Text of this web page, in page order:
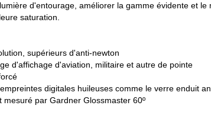
d'entourage, améliorer la gamme évidente et
saturation.
supérieurs d'anti-newton
d'affichage d'aviation, militaire et autre de pointe
digitales huileuses comme le verre enduit
par Gardner Glossmaster 60º